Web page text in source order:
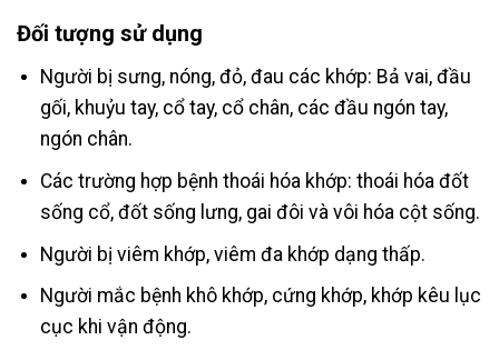
Đối tượng sử dụng
Người bị sưng, nóng, đỏ, đau các khớp: Bả vai, đầu
gối, khuỷu tay, cổ tay, cổ chân, các đầu ngón tay,
ngón chân.
Các trường hợp bệnh thoái hóa khớp: thoái hóa đốt
sống cổ, đốt sống lưng, gai đôi và vôi hóa cột sống.
Người bị viêm khớp, viêm đa khớp dạng thấp.
Người mắc bệnh khô khớp, cứng khớp, khớp kêu lục
cục khi vận động.